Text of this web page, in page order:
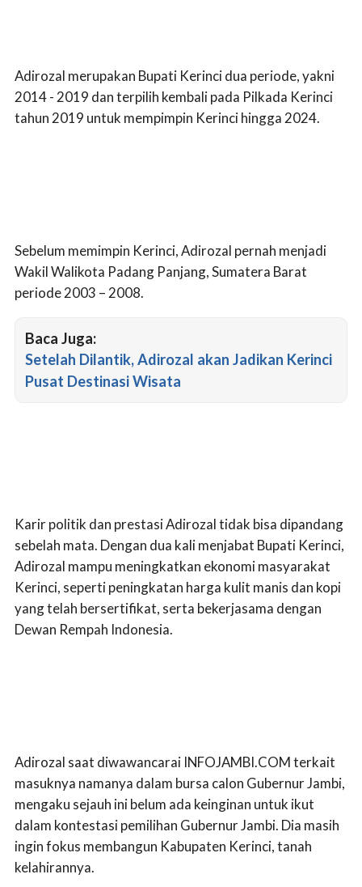
Adirozal merupakan Bupati Kerinci dua periode, yakni
2014 - 2019 dan terpilih kembali pada Pilkada Kerinci
tahun 2019 untuk mempimpin Kerinci hingga 2024.
Sebelum memimpin Kerinci, Adirozal pernah menjadi
Wakil Walikota Padang Panjang, Sumatera Barat
periode 2003 – 2008.
Baca Juga:
Setelah Dilantik, Adirozal akan Jadikan Kerinci
Pusat Destinasi Wisata
Karir politik dan prestasi Adirozal tidak bisa dipandang
sebelah mata. Dengan dua kali menjabat Bupati Kerinci,
Adirozal mampu meningkatkan ekonomi masyarakat
Kerinci, seperti peningkatan harga kulit manis dan kopi
yang telah bersertifikat, serta bekerjasama dengan
Dewan Rempah Indonesia.
Adirozal saat diwawancarai INFOJAMBI.COM terkait
masuknya namanya dalam bursa calon Gubernur Jambi,
mengaku sejauh ini belum ada keinginan untuk ikut
dalam kontestasi pemilihan Gubernur Jambi. Dia masih
ingin fokus membangun Kabupaten Kerinci, tanah
kelahirannya.